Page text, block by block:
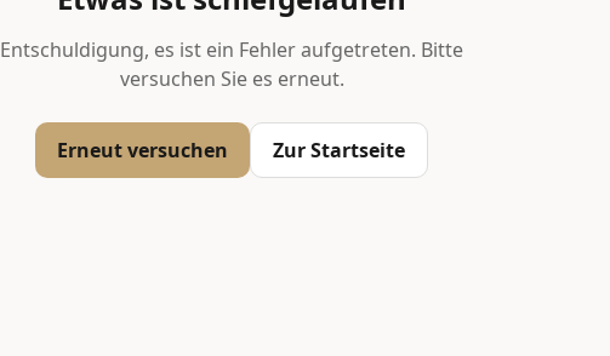
Entschuldigung, es ist ein Fehler aufgetreten. Bitte
versuchen Sie es erneut.
Erneut versuchen Zur Startseite